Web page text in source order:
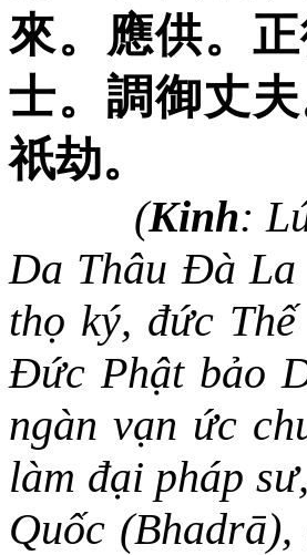
來。應供。
士。調御丈
祇劫。
(Kinh:
Da Thâu Đà La
thọ ký, đức
Đức Phật bảo
ngàn vạn ức
làm đại pháp
Quốc